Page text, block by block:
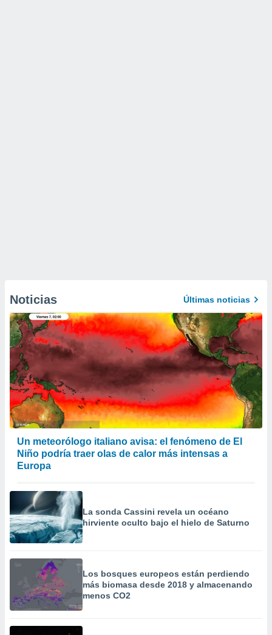
Noticias Últimas noticias
Un meteorólogo italiano avisa: el fenómeno de El
Niño podría traer olas de calor más intensas a
Europa
La sonda Cassini revela un océano
hirviente oculto bajo el hielo de Saturno
Los bosques europeos están perdiendo
más biomasa desde 2018 y almacenando
menos CO2